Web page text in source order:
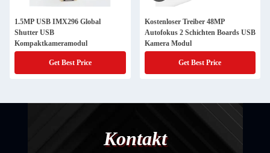
1.5MP USB IMX296 Global
Shutter USB
Kompaktkameramodul
Get Best Price
Kostenloser Treiber 48MP
Autofokus 2 Schichten Boards USB
Kamera Modul
Get Best Price
Kontakt